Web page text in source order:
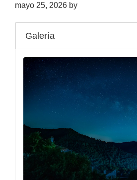
mayo 25, 2026 by